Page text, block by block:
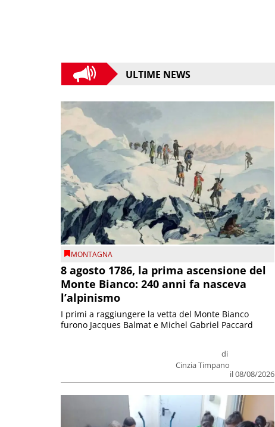
ULTIME NEWS
MONTAGNA
8 agosto 1786, la prima ascensione del
Monte Bianco: 240 anni fa nasceva
l’alpinismo
di
Cinzia Timpano
il 08/08/2026
I primi a raggiungere la vetta del Monte Bianco
furono Jacques Balmat e Michel Gabriel Paccard